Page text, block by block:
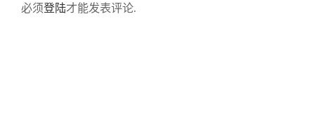
必须登陆才能发表评论.